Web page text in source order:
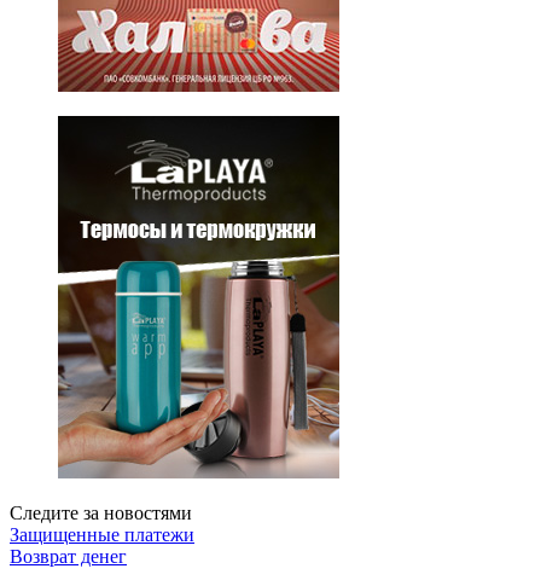
Следите за новостями
Защищенные платежи
Возврат денег